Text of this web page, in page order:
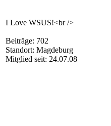
I Love WSUS!<br />
Beiträge: 702
Standort: Magdeburg
Mitglied seit: 24.07.08